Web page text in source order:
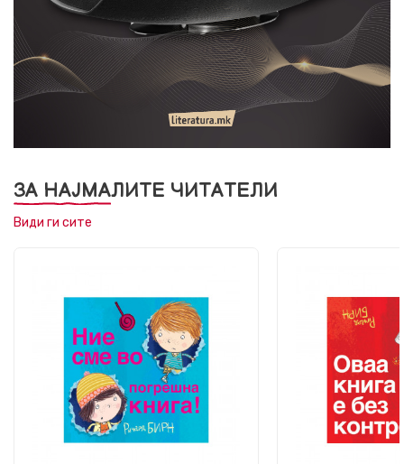
ЗА НАЈМАЛИТЕ ЧИТАТЕЛИ
Види ги сите